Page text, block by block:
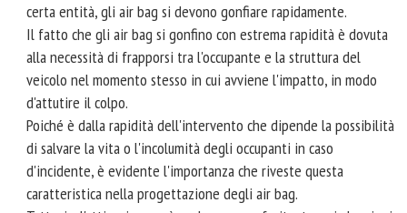
certa entità, gli air bag si devono gonfiare rapidamente.
Il fatto che gli air bag si gonfino con estrema rapidità è dovuta
alla necessità di frapporsi tra l'occupante e la struttura del
veicolo nel momento stesso in cui avviene l'impatto, in modo
d'attutire il colpo.
Poiché è dalla rapidità dell'intervento che dipende la possibilità
di salvare la vita o l'incolumità degli occupanti in caso
d'incidente, è evidente l'importanza che riveste questa
caratteristica nella progettazione degli air bag.